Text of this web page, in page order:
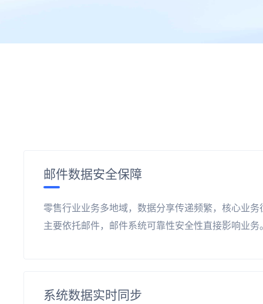
邮件数据安全保障
零售行业业务多地域，数据分享传递频繁，核心业务
主要依托邮件，邮件系统可靠性安全性直接影响业务
系统数据实时同步